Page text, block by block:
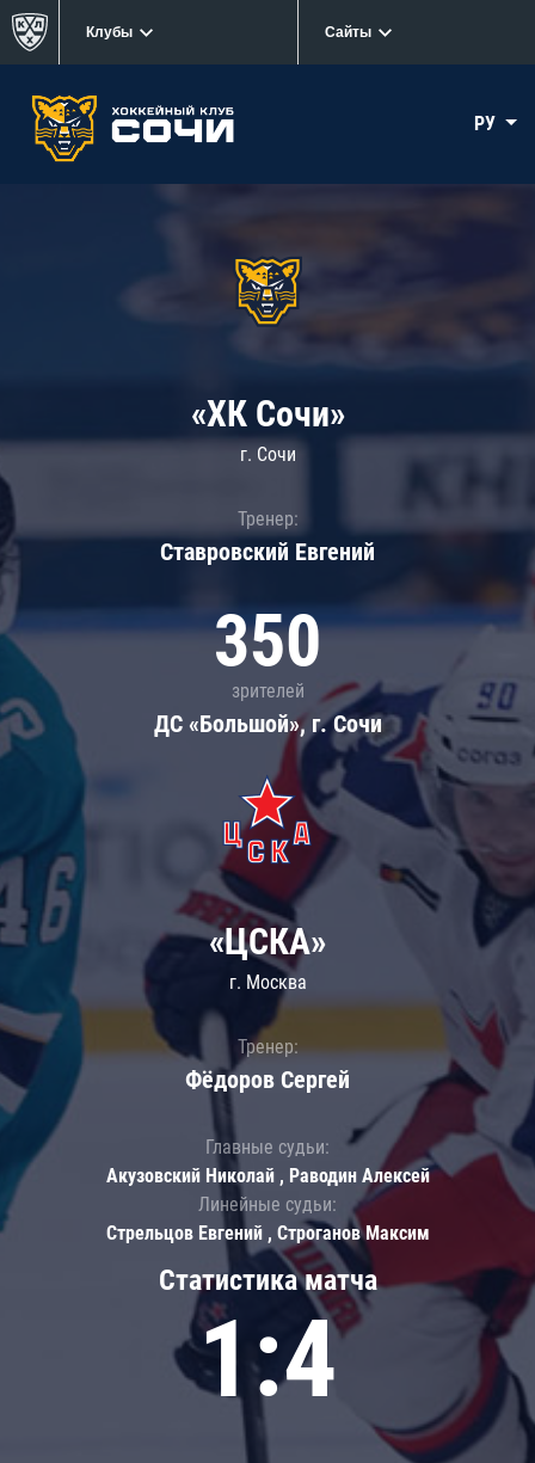
Клубы Сайты
РУ
«ХК Сочи»
г. Сочи
Тренер:
Ставровский Евгений
350
зрителей
ДС «Большой», г. Сочи
Статистика матча
1:4
«ЦСКА»
г. Москва
Тренер:
Фёдоров Сергей
Главные судьи:
Акузовский Николай , Раводин Алексей
Линейные судьи:
Стрельцов Евгений , Строганов Максим